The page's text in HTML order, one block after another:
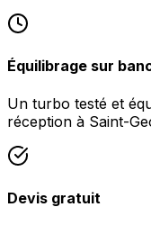
Équilibrage sur
Un turbo testé et
réception à Saint-
Devis gratuit